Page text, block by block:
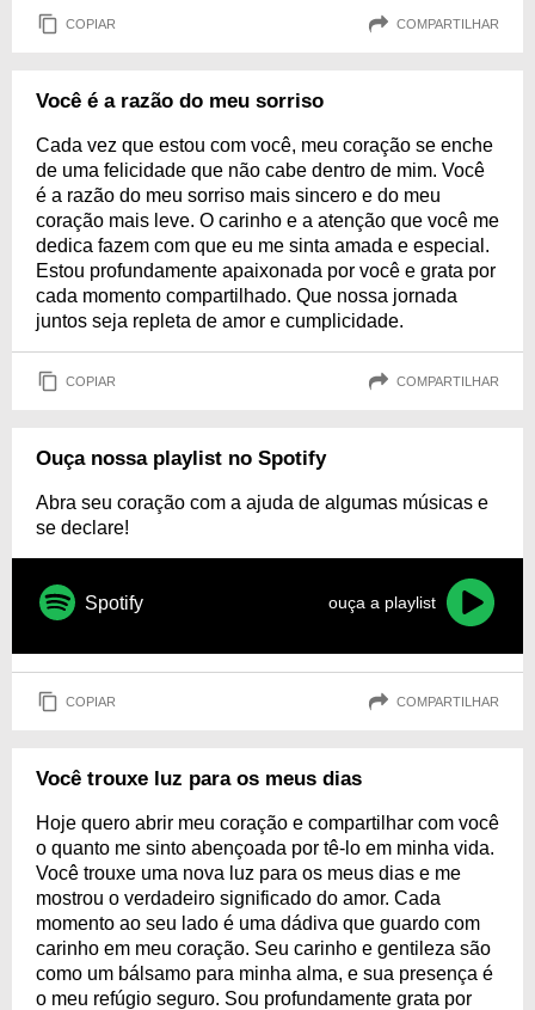
COPIAR COMPARTILHAR
Você é a razão do meu sorriso
Cada vez que estou com você, meu coração se enche
de uma felicidade que não cabe dentro de mim. Você
é a razão do meu sorriso mais sincero e do meu
coração mais leve. O carinho e a atenção que você me
dedica fazem com que eu me sinta amada e especial.
Estou profundamente apaixonada por você e grata por
cada momento compartilhado. Que nossa jornada
juntos seja repleta de amor e cumplicidade.
COPIAR COMPARTILHAR
Ouça nossa playlist no Spotify
Abra seu coração com a ajuda de algumas músicas e
se declare!
Spotify ouça a playlist
COPIAR COMPARTILHAR
Você trouxe luz para os meus dias
Hoje quero abrir meu coração e compartilhar com você
o quanto me sinto abençoada por tê-lo em minha vida.
Você trouxe uma nova luz para os meus dias e me
mostrou o verdadeiro significado do amor. Cada
momento ao seu lado é uma dádiva que guardo com
carinho em meu coração. Seu carinho e gentileza são
como um bálsamo para minha alma, e sua presença é
o meu refúgio seguro. Sou profundamente grata por